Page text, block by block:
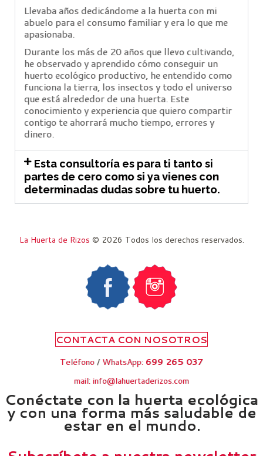
Llevaba años dedicándome a la huerta con mi
abuelo para el consumo familiar y era lo que me
apasionaba.
Durante los más de 20 años que llevo cultivando,
he observado y aprendido cómo conseguir un
huerto ecológico productivo, he entendido como
funciona la tierra, los insectos y todo el universo
que está alrededor de una huerta. Este
conocimiento y experiencia que quiero compartir
contigo te ahorrará mucho tiempo, errores y
dinero.
Esta consultoría es para ti tanto si
partes de cero como si ya vienes con
determinadas dudas sobre tu huerto.
La Huerta de Rizos © 2026 Todos los derechos reservados.
Teléfono / WhatsApp: 699 265 037
mail: info@lahuertaderizos.com
Conéctate con la huerta ecológica
y con una forma más saludable de
estar en el mundo.